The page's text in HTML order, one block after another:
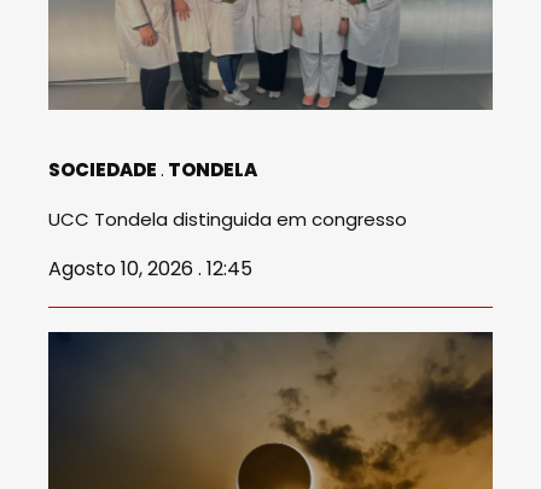
SOCIEDADE TONDELA
UCC Tondela distinguida em congresso
Agosto 10, 2026 . 12:45